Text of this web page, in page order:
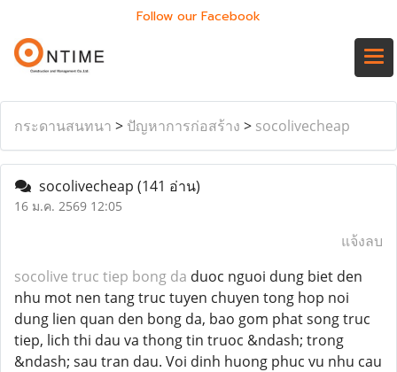
Follow our Facebook
กระดานสนทนา > ปัญหาการก่อสร้าง > socolivecheap
socolivecheap (141 อ่าน)
16 ม.ค. 2569 12:05
แจ้งลบ
socolive truc tiep bong da duoc nguoi dung biet den
nhu mot nen tang truc tuyen chuyen tong hop noi
dung lien quan den bong da, bao gom phat song truc
tiep, lich thi dau va thong tin truoc &ndash; trong
&ndash; sau tran dau. Voi dinh huong phuc vu nhu cau